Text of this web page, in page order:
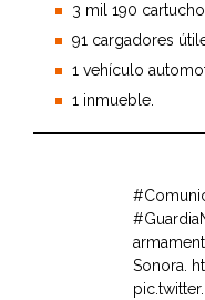
3 mil 190
91 cargadores
1 vehículo
1 inmueble.
Sonora.